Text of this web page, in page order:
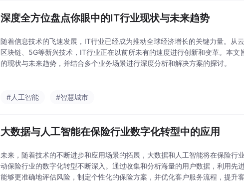
深度全方位盘点你眼中的IT行业现状与未来趋势
随着信息技术的飞速发展，IT行业已经成为推动全球经济增长的关键力量。从
区块链、5G等新兴技术，IT行业正在以前所未有的速度进行创新和变革。本文
的现状与未来趋势，并结合多个业务场景进行深度分析和解决方案的探讨。
#人工智能 #智慧城市
大数据与人工智能在保险行业数字化转型中的应用
未来，随着技术的不断进步和应用场景的拓展，大数据和人工智能将在保险行
动保险行业的数字化转型不断深入。通过收集和分析海量的用户数据，利用先
能够更准确地评估风险，制定个性化的保险方案，并优化客户服务流程，提升